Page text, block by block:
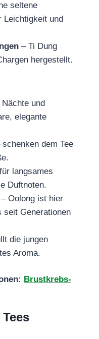
seltene
Leichtigkeit und
– Ti Dung
hergestellt.
und
elegante
dem Tee
langsames
Duftnoten.
Oolong ist hier
seit Generationen
die jungen
Aroma.
Brustkrebs-